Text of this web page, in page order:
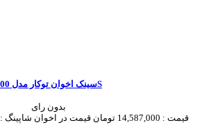
سینک اخوان توکار مدل 600S
بدون رای
قیمت : 14,587,000 تومان قیمت در اخوان شاپینگ :